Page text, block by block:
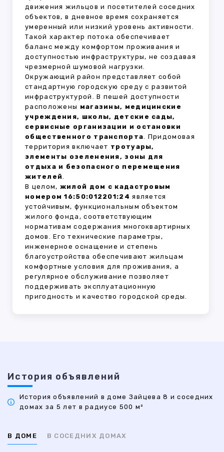
движения жильцов и посетителей соседних
объектов, в дневное время сохраняется
умеренный или низкий уровень активности.
Такой характер потока обеспечивает
баланс между комфортом проживания и
доступностью инфраструктуры, не создавая
чрезмерной шумовой нагрузки.
Окружающий район представляет собой
стандартную городскую среду с развитой
инфраструктурой. В пешей доступности
расположены магазины, медицинские
учреждения, школы, детские сады,
сервисные организации и остановки
общественного транспорта. Придомовая
территория включает тротуары,
элементы озеленения, зоны для
отдыха и безопасного перемещения
жителей.
В целом, жилой дом с кадастровым
номером 16:50:012201:24 является
устойчивым, функциональным объектом
жилого фонда, соответствующим
нормативам содержания многоквартирных
домов. Его технические параметры,
инженерное оснащение и степень
благоустройства обеспечивают жильцам
комфортные условия для проживания, а
регулярное обслуживание позволяет
поддерживать эксплуатационную
пригодность и качество городской среды.
История объявлений
История объявлений в доме Зайцева 8 и соседних
домах за 5 лет в радиусе 500 м²
В ДОМЕ В СОСЕДНИХ ДОМАХ